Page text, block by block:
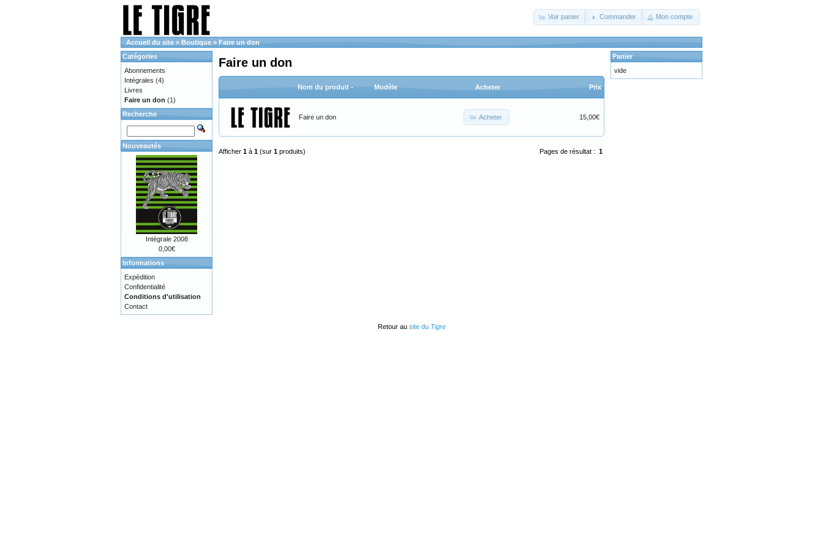
Voir panier Commander Mon compte
Accueil du site » Boutique » Faire un don
Faire un don
Nom du produit - Modèle Acheter Prix
Faire un don Acheter 15,00€
Pages de résultat : 1
Afficher 1 à 1 (sur 1 produits)
Catégories
Abonnements
Intégrales (4)
Livres
Faire un don (1)
Recherche
Nouveautés
Intégrale 2008
0,00€
Informations
Expédition
Confidentialité
Conditions d'utilisation
Contact
Panier
vide
Retour au site du Tigre